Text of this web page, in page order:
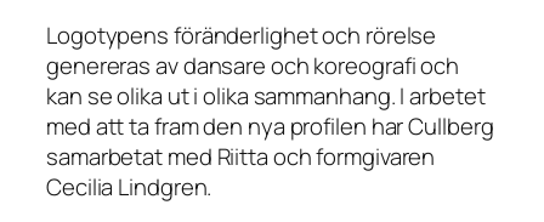
Logotypens föränderlighet och rörelse
genereras av dansare och koreografi och
kan se olika ut i olika sammanhang. I arbetet
med att ta fram den nya profilen har Cullberg
samarbetat med Riitta och formgivaren
Cecilia Lindgren.